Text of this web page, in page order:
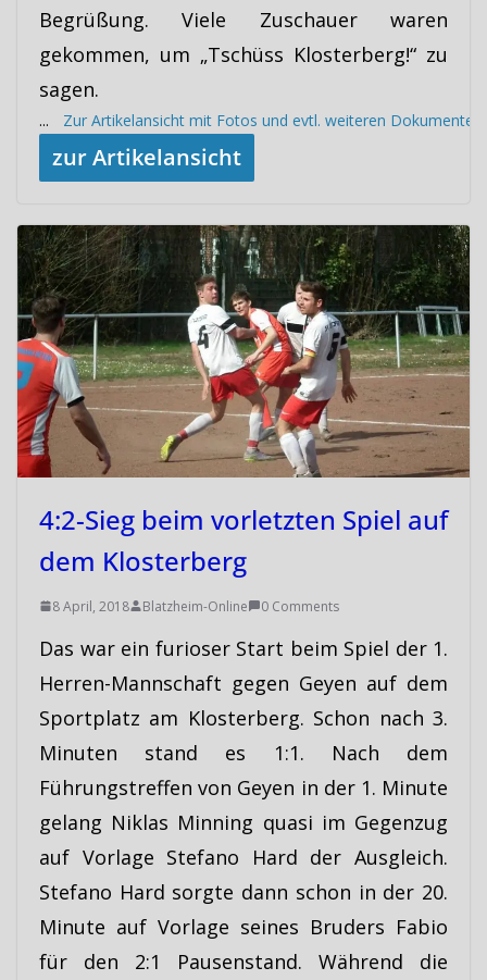
Begrüßung. Viele Zuschauer waren
gekommen, um „Tschüss Klosterberg!“ zu
sagen.
...Zur Artikelansicht mit Fotos und evtl. weiteren Dokumenten
zur Artikelansicht
4:2-Sieg beim vorletzten Spiel auf
dem Klosterberg
8 April, 2018 Blatzheim-Online 0 Comments
Das war ein furioser Start beim Spiel der 1.
Herren-Mannschaft gegen Geyen auf dem
Sportplatz am Klosterberg. Schon nach 3.
Minuten stand es 1:1. Nach dem
Führungstreffen von Geyen in der 1. Minute
gelang Niklas Minning quasi im Gegenzug
auf Vorlage Stefano Hard der Ausgleich.
Stefano Hard sorgte dann schon in der 20.
Minute auf Vorlage seines Bruders Fabio
für den 2:1 Pausenstand. Während die